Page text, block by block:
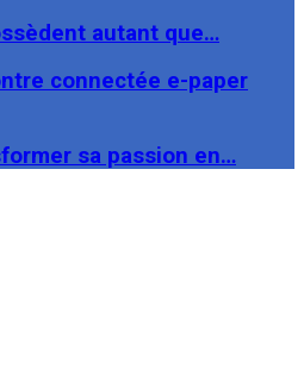
autant que…
connectée e-paper
sa passion en…